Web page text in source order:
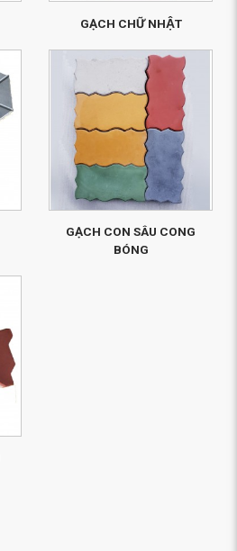
GẠCH CHỮ NHẬT
GẠCH CON SÂU CONG
BÓNG